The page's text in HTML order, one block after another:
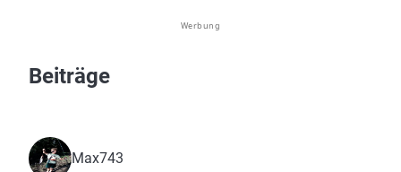
Werbung
Beiträge
Max743